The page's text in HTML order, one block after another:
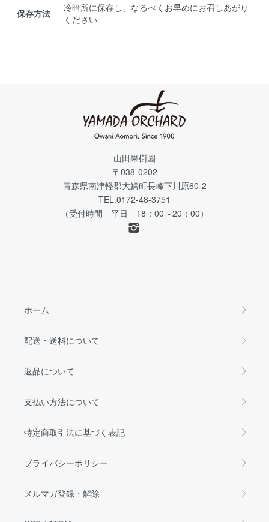
保存方法
冷暗所に保存し、なるべくお早めにお召しあがり
ください
山田果樹園
〒038-0202
青森県南津軽郡大鰐町長峰下川原60-2
TEL.0172-48-3751
（受付時間 平日 18：00～20：00）
ホーム
配送・送料について
返品について
支払い方法について
特定商取引法に基づく表記
プライバシーポリシー
メルマガ登録・解除